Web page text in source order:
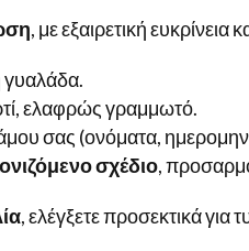
, με εξαιρετική
γυαλάδα.
ελαφρώς γραμμωτό.
σας (ονόματα,
σχέδιο,
, ελέγξετε προσεκτικά για